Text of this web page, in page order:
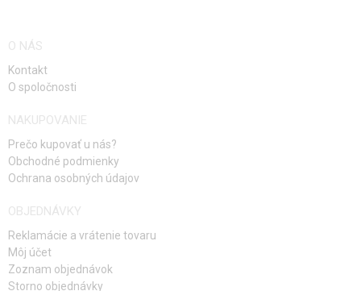
O NÁS
Kontakt
O spoločnosti
NAKUPOVANIE
Prečo kupovať u nás?
Obchodné podmienky
Ochrana osobných údajov
OBJEDNÁVKY
Reklamácie a vrátenie tovaru
Môj účet
Zoznam objednávok
Storno objednávky